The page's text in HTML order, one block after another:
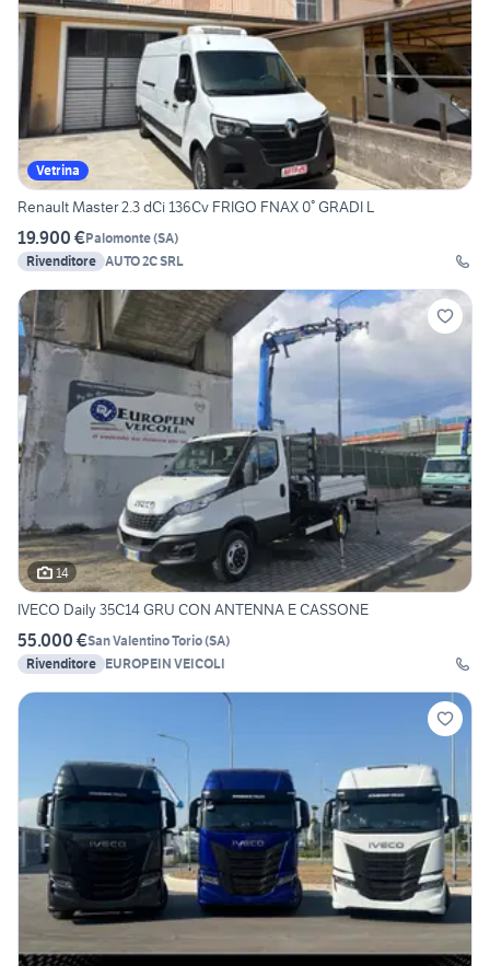
Vetrina
Renault Master 2.3 dCi 136Cv FRIGO FNAX 0° GRADI L
19.900 €Palomonte(SA)
Rivenditore AUTO 2C SRL
14
IVECO Daily 35C14 GRU CON ANTENNA E CASSONE
55.000 €San Valentino Torio(SA)
Rivenditore EUROPEIN VEICOLI